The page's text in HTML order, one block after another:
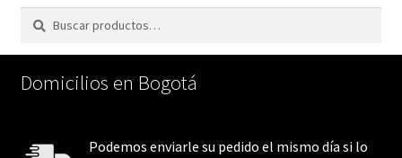
Buscar
Buscar
Domicilios en Bogotá
Podemos enviarle su pedido el mismo día si lo